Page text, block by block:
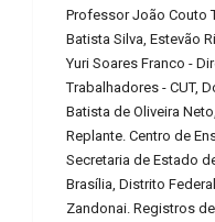
Professor João Couto
Batista Silva, Estevão
Yuri Soares Franco -
Trabalhadores - CUT,
Batista de Oliveira
Replante. Centro de
Secretaria de Estado
Brasília, Distrito
Zandonai. Registros